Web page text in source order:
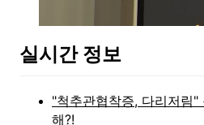
실시간 정보